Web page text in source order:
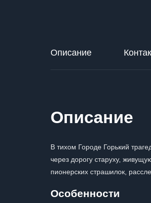
Описание
Описание
В тихом Городе Горький
через дорогу старуху,
пионерских страшилок,
Особенности